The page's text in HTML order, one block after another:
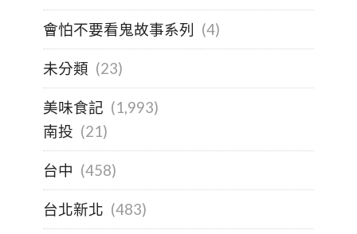
會怕不要看鬼故事系列 (4)
未分類 (23)
美味食記 (1,993)
南投 (21)
台中 (458)
台北新北 (483)